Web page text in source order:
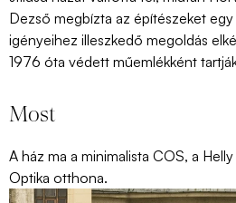
Dezső megbízta az építészeket
igényeihez illeszkedő megoldás
1976 óta védett műemlékként
Most
A ház ma a minimalista COS, a
Optika otthona.